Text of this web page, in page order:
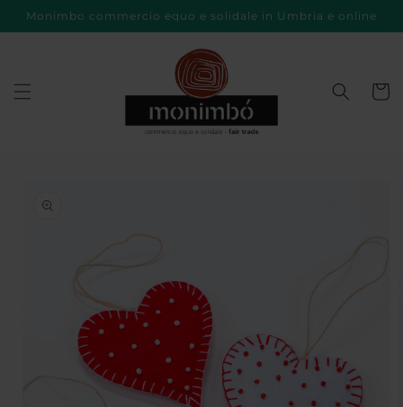
direttamente
ai contenuti
Monimbo commercio equo e solidale in Umbria e online
sul prodotto